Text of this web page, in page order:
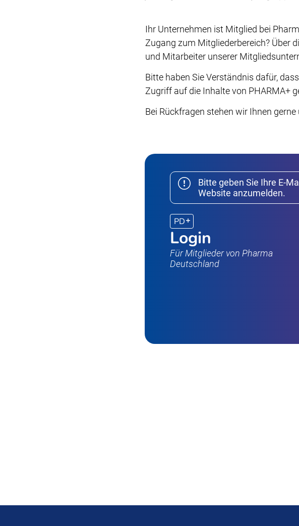
Ihr Unternehmen ist Mitglied bei
Zugang zum Mitgliederbereich? Über
und Mitarbeiter unserer
Bitte haben Sie Verständnis dafür,
Zugriff auf die Inhalte von PHARMA+
Bei Rückfragen stehen wir Ihnen gerne
Bitte geben Sie Ihre E-
Website anzumelden.
PD
Login
Für Mitglieder von Pharma
Deutschland